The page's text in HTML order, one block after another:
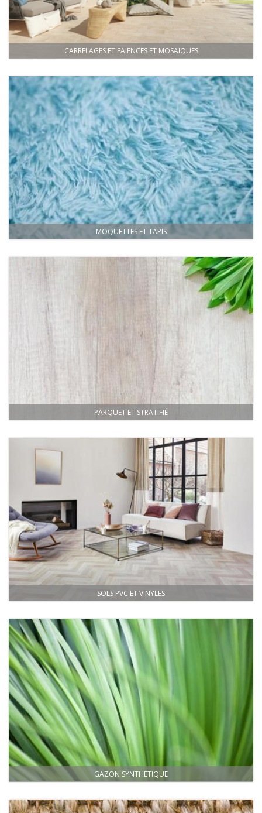
CARRELAGES ET FAIENCES ET MOSAIQUES
MOQUETTES ET TAPIS
PARQUET ET STRATIFIÉ
SOLS PVC ET VINYLES
GAZON SYNTHÉTIQUE